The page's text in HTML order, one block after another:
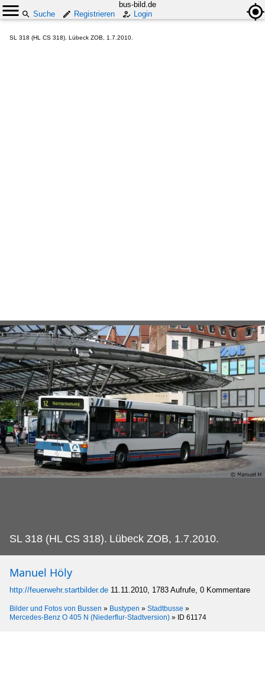
bus-bild.de
Suche
Registrieren Login
SL 318 (HL CS 318). Lübeck ZOB, 1.7.2010.
SL 318 (HL CS 318). Lübeck ZOB, 1.7.2010.
Manuel Höly
http://feuerwehr.startbilder.de 11.11.2010, 1783 Aufrufe, 0 Kommentare
Bilder und Fotos von Bussen » Bustypen » Stadtbusse »
Mercedes-Benz O 405 N (Niederflur-Stadtversion) » ID 61174